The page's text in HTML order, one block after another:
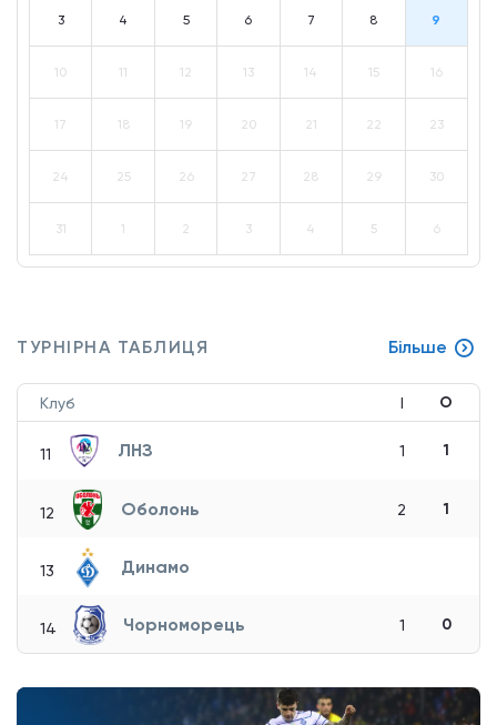
3 4 5 6 7 8 9
10 11 12 13 14 15 16
17 18 19 20 21 22 23
24 25 26 27 28 29 30
31 1 2 3 4 5 6
ТУРНІРНА ТАБЛИЦЯ Більше
Клуб І О
11 ЛНЗ 1 1
12 Оболонь 2 1
13 Динамо
14 Чорноморець 1 0